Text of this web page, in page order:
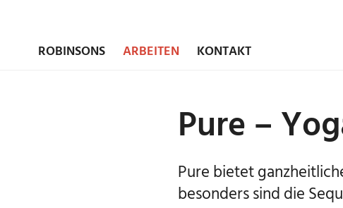
ROBINSONS ARBEITEN KONTAKT
Pure –
Pure bietet
besonders sind die